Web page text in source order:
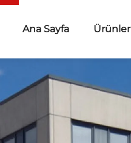
Ana Sayfa Ürünler